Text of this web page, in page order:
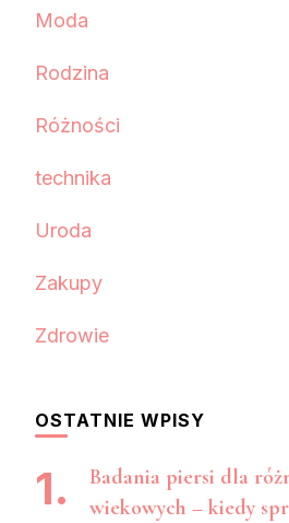
Moda
Rodzina
Różności
technika
Uroda
Zakupy
Zdrowie
OSTATNIE WPISY
Badania piersi dla
wiekowych – kiedy